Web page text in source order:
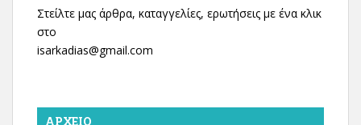
Στείλτε μας άρθρα, καταγγελίες, ερωτήσεις με ένα κλικ
στο
isarkadias@gmail.com
ΑΡΧΕΊΟ